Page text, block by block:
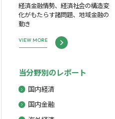
経済金融情勢、経済社会の構造変
化がもたらす諸問題、地域金融の
動き
VIEW MORE
当分野別のレポート
国内経済
国内金融